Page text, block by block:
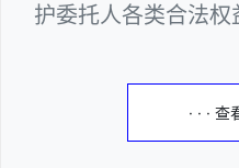
护委托人各类合法权
· · · 查